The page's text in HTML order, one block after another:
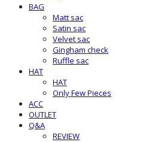
BAG
Matt sac
Satin sac
Velvet sac
Gingham check
Ruffle sac
HAT
HAT
Only Few Pieces
ACC
OUTLET
Q&A
REVIEW